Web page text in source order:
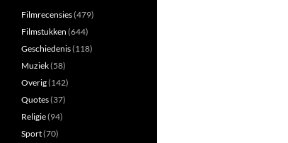
Filmrecensies(479)
Filmstukken (644)
Geschiedenis(118)
Muziek(58)
Overig(142)
Quotes(37)
Religie(94)
Sport(70)